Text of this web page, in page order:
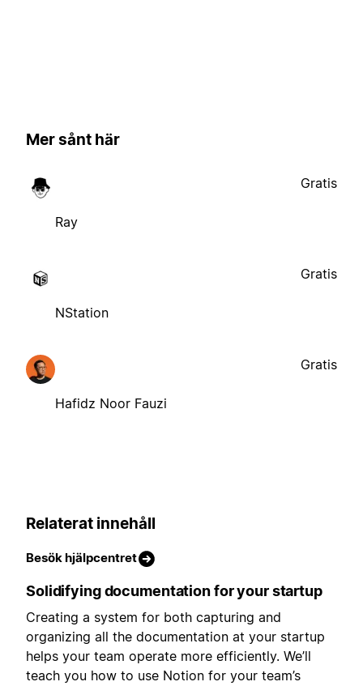
Mer sånt här
Ray
Gratis
NStation
Gratis
Hafidz Noor Fauzi
Gratis
Relaterat innehåll
Besök hjälpcentret
Solidifying documentation for your startup
Creating a system for both capturing and
organizing all the documentation at your startup
helps your team operate more efficiently. We’ll
teach you how to use Notion for your team’s